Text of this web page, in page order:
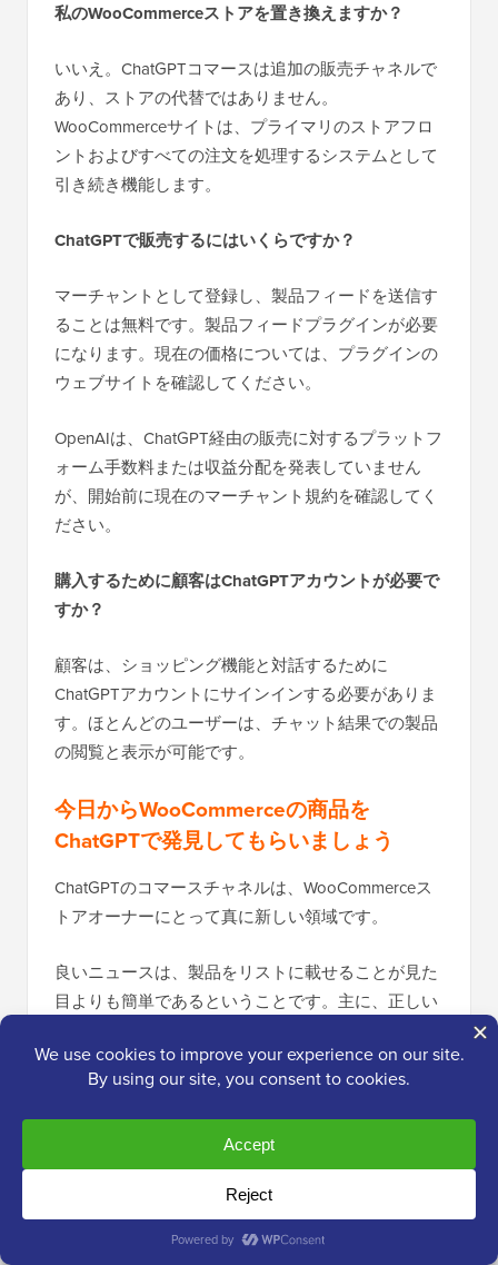
私のWooCommerceストアを置き換えますか？
いいえ。ChatGPTコマースは追加の販売チャネルで
あり、ストアの代替ではありません。
WooCommerceサイトは、プライマリのストアフロ
ントおよびすべての注文を処理するシステムとして
引き続き機能します。
ChatGPTで販売するにはいくらですか？
マーチャントとして登録し、製品フィードを送信す
ることは無料です。製品フィードプラグインが必要
になります。現在の価格については、プラグインの
ウェブサイトを確認してください。
OpenAIは、ChatGPT経由の販売に対するプラットフ
ォーム手数料または収益分配を発表していません
が、開始前に現在のマーチャント規約を確認してく
ださい。
購入するために顧客はChatGPTアカウントが必要で
すか？
顧客は、ショッピング機能と対話するために
ChatGPTアカウントにサインインする必要がありま
す。ほとんどのユーザーは、チャット結果での製品
の閲覧と表示が可能です。
今日からWooCommerceの商品を
ChatGPTで発見してもらいましょう
ChatGPTのコマースチャネルは、WooCommerceス
トアオーナーにとって真に新しい領域です。
良いニュースは、製品をリストに載せることが見た
目よりも簡単であるということです。主に、正しい
要約すると：
chatgpt.com/merchantsでマーチャントとして
申請してください。
製品にGTINまたはMPN識別子を追加し、
Product Feed Pro by AdTribesをインストール